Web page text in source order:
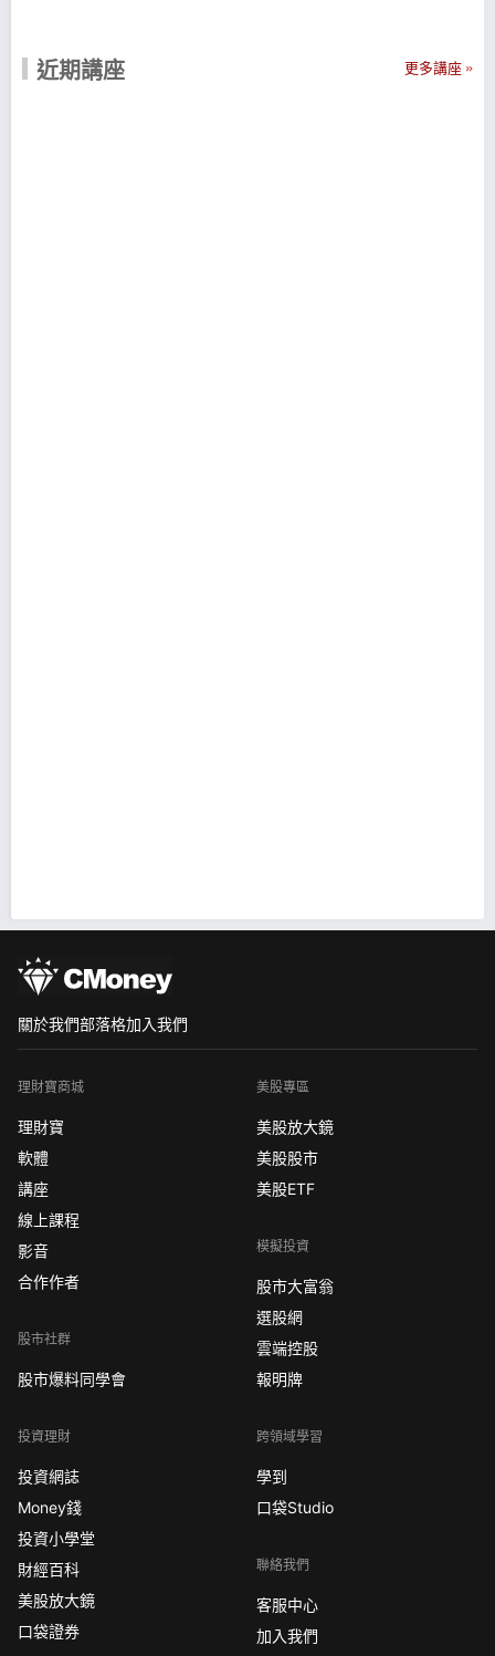
近期講座 更多講座
關於我們部落格加入我們
理財寶商城
理財寶
軟體
講座
線上課程
影音
合作作者
股市社群
股市爆料同學會
投資理財
投資網誌
Money錢
投資小學堂
財經百科
美股放大鏡
口袋證券
美股專區
美股放大鏡
美股股市
美股ETF
模擬投資
股市大富翁
選股網
雲端控股
報明牌
跨領域學習
學到
口袋Studio
聯絡我們
客服中心
加入我們